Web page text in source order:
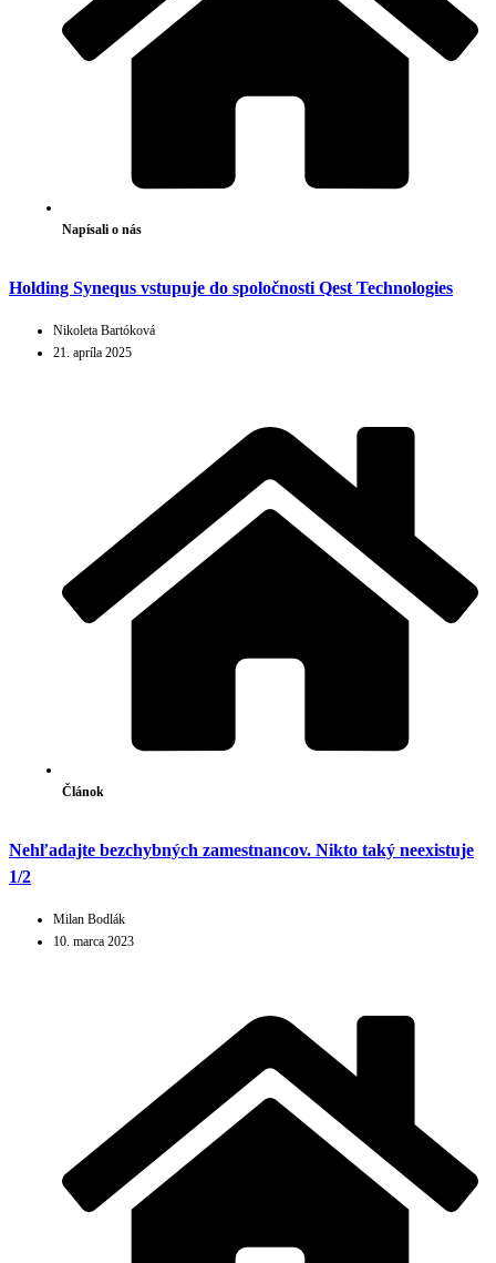
Napísali o nás
Holding Synequs vstupuje do spoločnosti Qest Technologies
Nikoleta Bartóková
21. apríla 2025
Článok
Nehľadajte bezchybných zamestnancov. Nikto taký neexistuje
1/2
Milan Bodlák
10. marca 2023